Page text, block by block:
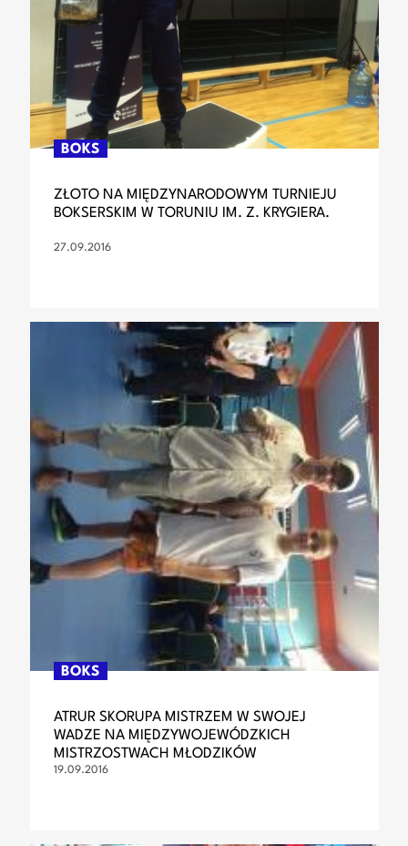
BOKS
ZŁOTO NA MIĘDZYNARODOWYM TURNIEJU
BOKSERSKIM W TORUNIU IM. Z. KRYGIERA.
27.09.2016
BOKS
ATRUR SKORUPA MISTRZEM W SWOJEJ
WADZE NA MIĘDZYWOJEWÓDZKICH
MISTRZOSTWACH MŁODZIKÓW
19.09.2016